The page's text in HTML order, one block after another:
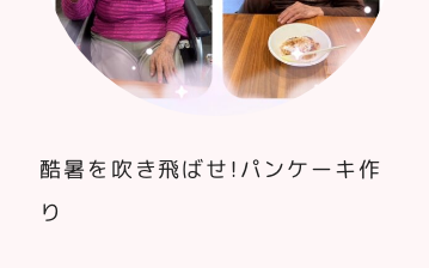
酷暑を吹き飛ばせ！パンケーキ作
り